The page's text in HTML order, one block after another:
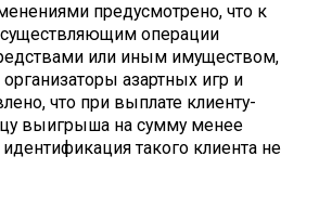
предусмотрено, что к
операции
или иным имуществом,
организаторы азартных игр и
что при выплате клиенту-
выигрыша на сумму менее
такого клиента не